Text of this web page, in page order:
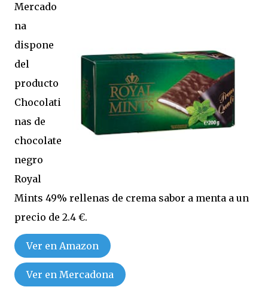
Mercado
na
dispone
del
producto
Chocolati
nas de
chocolate
negro
Royal
Mints 49% rellenas de crema sabor a menta a un
precio de 2.4 €.
Ver en Amazon
Ver en Mercadona